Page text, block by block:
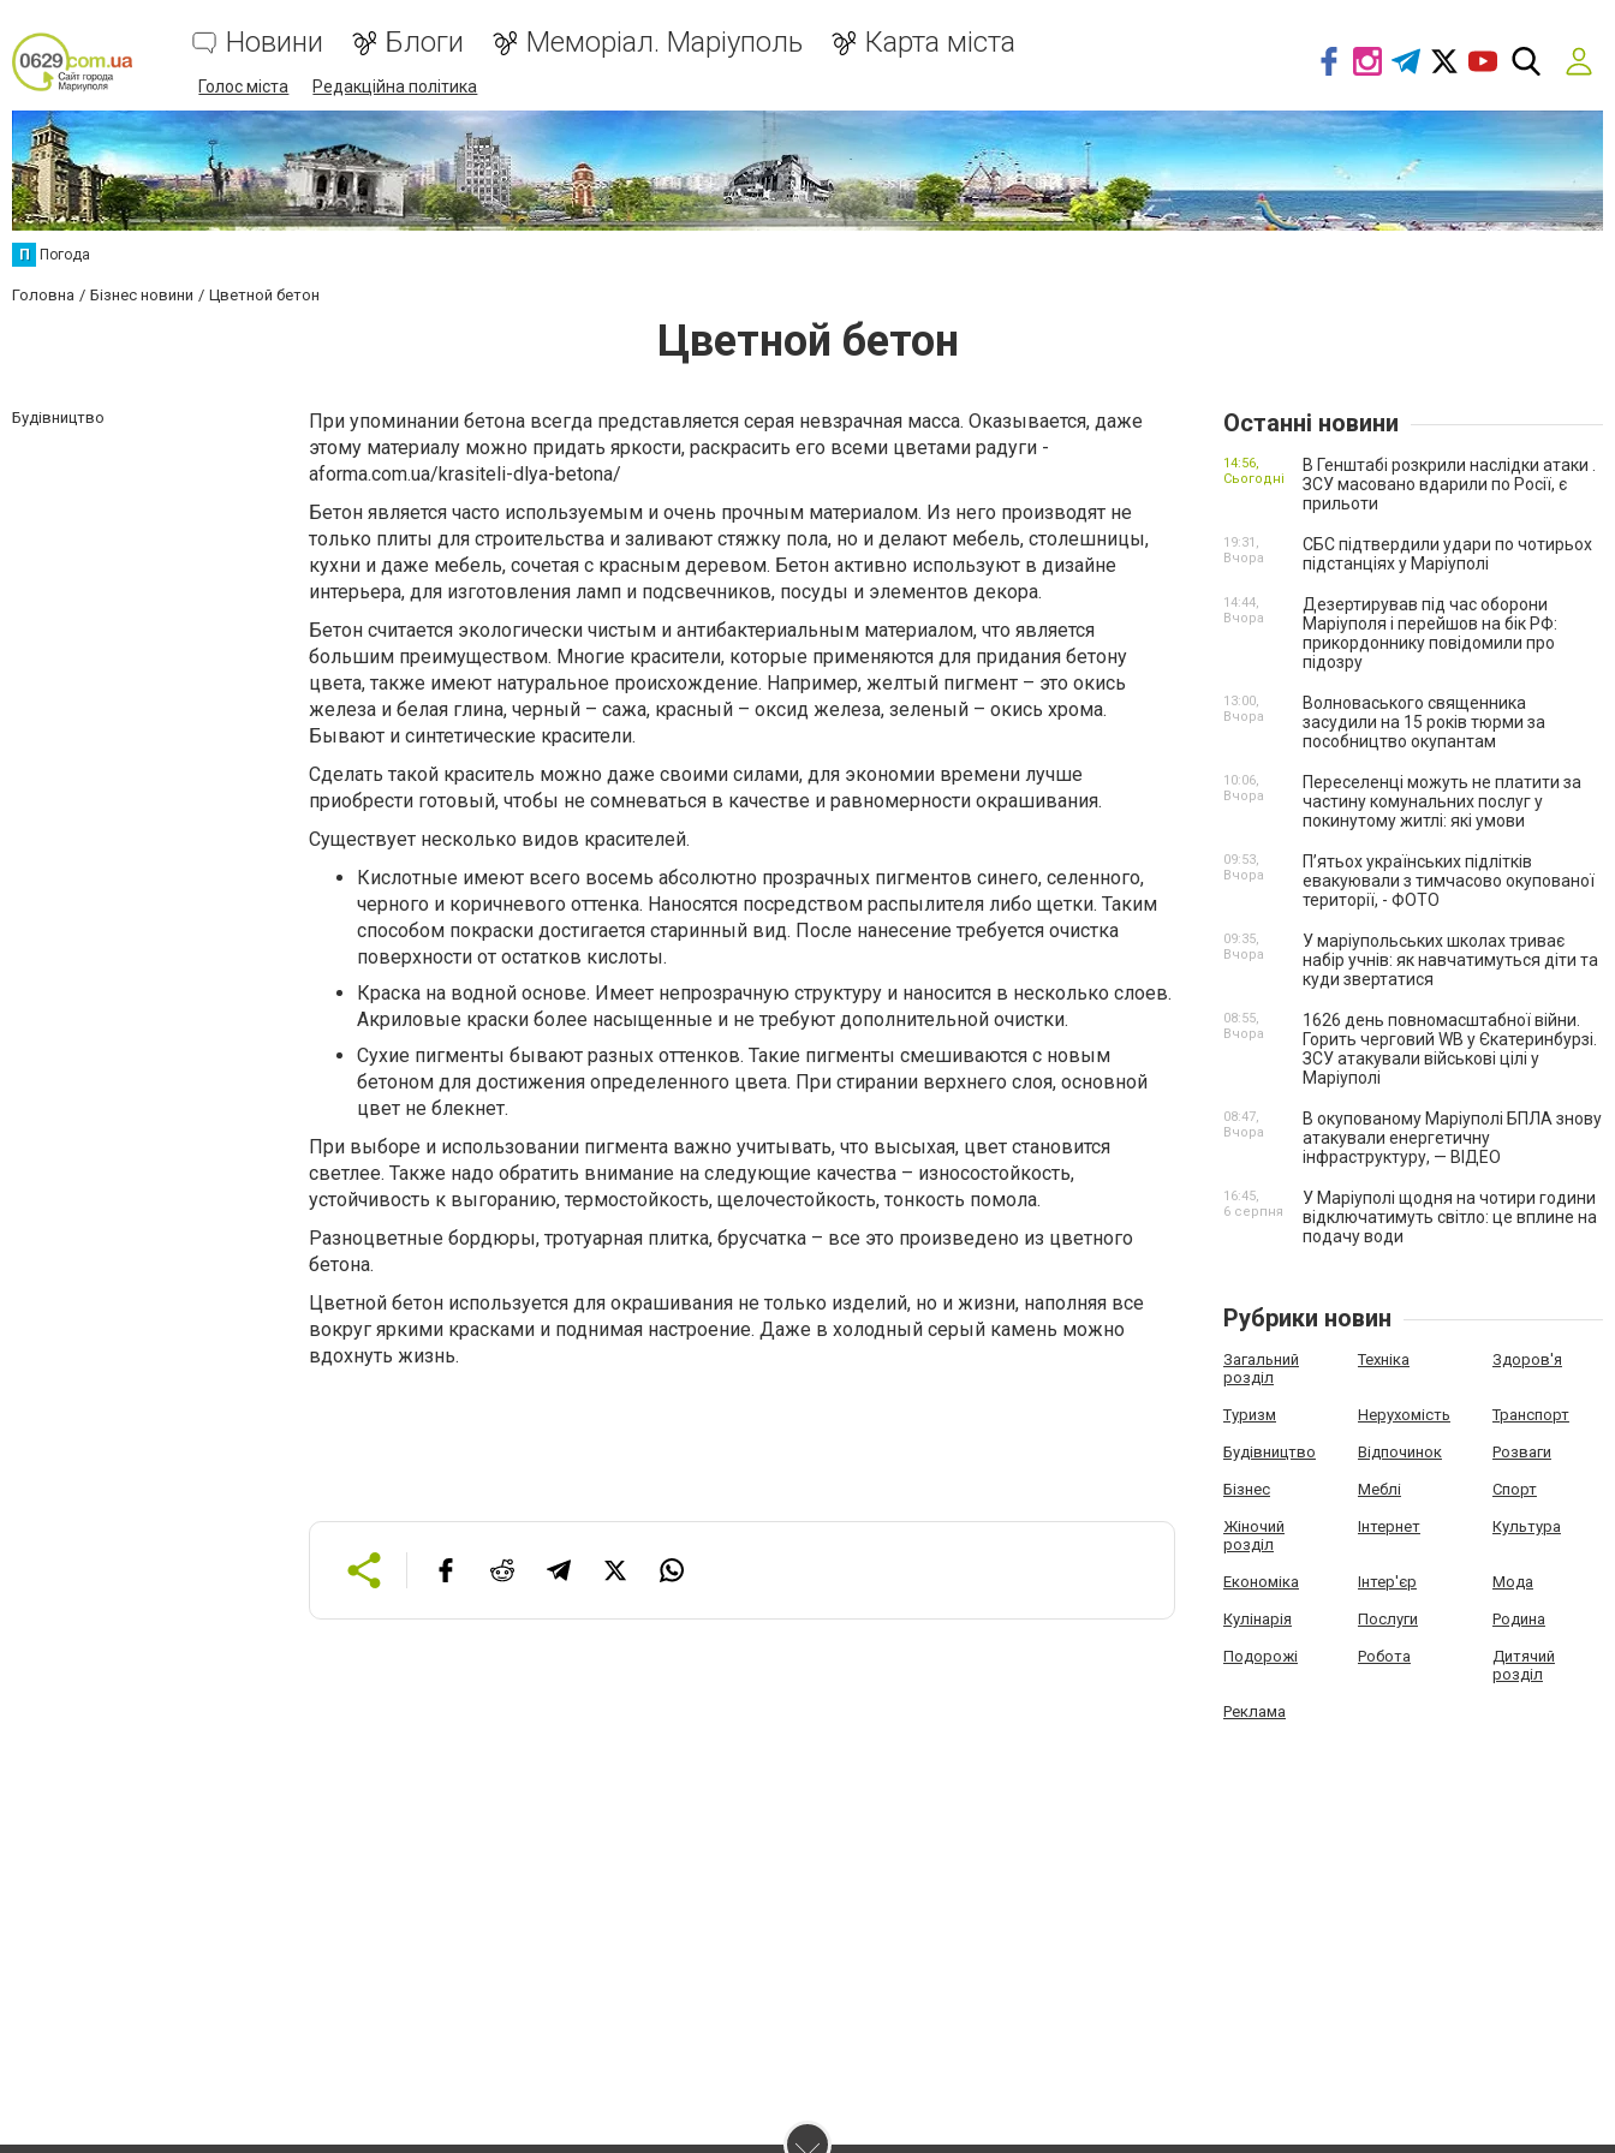
Новини Блоги Меморіал. Маріуполь Карта міста
Голос міста Редакційна політика
П Погода
Головна Бізнес новини Цветной бетон
Цветной бетон
Будівництво
При упоминании бетона всегда представляется серая невзрачная масса. Оказывается, даже
этому материалу можно придать яркости, раскрасить его всеми цветами радуги -
aforma.com.ua/krasiteli-dlya-betona/
Бетон является часто используемым и очень прочным материалом. Из него производят не
только плиты для строительства и заливают стяжку пола, но и делают мебель, столешницы,
кухни и даже мебель, сочетая с красным деревом. Бетон активно используют в дизайне
интерьера, для изготовления ламп и подсвечников, посуды и элементов декора.
Бетон считается экологически чистым и антибактериальным материалом, что является
большим преимуществом. Многие красители, которые применяются для придания бетону
цвета, также имеют натуральное происхождение. Например, желтый пигмент – это окись
железа и белая глина, черный – сажа, красный – оксид железа, зеленый – окись хрома.
Бывают и синтетические красители.
Сделать такой краситель можно даже своими силами, для экономии времени лучше
приобрести готовый, чтобы не сомневаться в качестве и равномерности окрашивания.
Существует несколько видов красителей.
Кислотные имеют всего восемь абсолютно прозрачных пигментов синего, селенного,
черного и коричневого оттенка. Наносятся посредством распылителя либо щетки. Таким
способом покраски достигается старинный вид. После нанесение требуется очистка
поверхности от остатков кислоты.
Краска на водной основе. Имеет непрозрачную структуру и наносится в несколько слоев.
Акриловые краски более насыщенные и не требуют дополнительной очистки.
Сухие пигменты бывают разных оттенков. Такие пигменты смешиваются с новым
бетоном для достижения определенного цвета. При стирании верхнего слоя, основной
цвет не блекнет.
При выборе и использовании пигмента важно учитывать, что высыхая, цвет становится
светлее. Также надо обратить внимание на следующие качества – износостойкость,
устойчивость к выгоранию, термостойкость, щелочестойкость, тонкость помола.
Разноцветные бордюры, тротуарная плитка, брусчатка – все это произведено из цветного
бетона.
Цветной бетон используется для окрашивания не только изделий, но и жизни, наполняя все
вокруг яркими красками и поднимая настроение. Даже в холодный серый камень можно
вдохнуть жизнь.
Останні новини
В Генштабі розкрили наслідки атаки .
ЗСУ масовано вдарили по Росії, є
прильоти
14:56,
Сьогодні
СБС підтвердили удари по чотирьох
підстанціях у Маріуполі
19:31,
Вчора
Дезертирував під час оборони
Маріуполя і перейшов на бік РФ:
прикордоннику повідомили про
підозру
14:44,
Вчора
Волноваського священника
засудили на 15 років тюрми за
пособництво окупантам
13:00,
Вчора
Переселенці можуть не платити за
частину комунальних послуг у
покинутому житлі: які умови
10:06,
Вчора
П’ятьох українських підлітків
евакуювали з тимчасово окупованої
території, - ФОТО
09:53,
Вчора
У маріупольських школах триває
набір учнів: як навчатимуться діти та
куди звертатися
09:35,
Вчора
1626 день повномасштабної війни.
Горить черговий WB у Єкатеринбурзі.
ЗСУ атакували військові цілі у
Маріуполі
08:55,
Вчора
В окупованому Маріуполі БПЛА знову
атакували енергетичну
інфраструктуру, — ВІДЕО
08:47,
Вчора
У Маріуполі щодня на чотири години
відключатимуть світло: це вплине на
подачу води
16:45,
6 серпня
Рубрики новин
Загальний
розділ
Техніка Здоров'я
Туризм Нерухомість Транспорт
Будівництво Відпочинок Розваги
Бізнес Меблі Спорт
Жіночий
розділ
Інтернет Культура
Економіка Інтер'єр Мода
Кулінарія Послуги Родина
Подорожі Робота
Дитячий
розділ
Реклама